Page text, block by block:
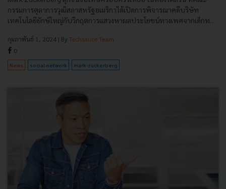
กรรมการตุลาการวุฒิสภาสหรัฐอเมริกาได้เปิดการพิจารณาคดีบริษัท
เทคโนโลยียักษ์ใหญ่กับวิกฤตการแสวงหาผลประโยชน์ทางเพศจากเด็กท...
กุมภาพันธ์ 1, 2024 | By Techsauce Team
0
News social-network mark-zuckerberg